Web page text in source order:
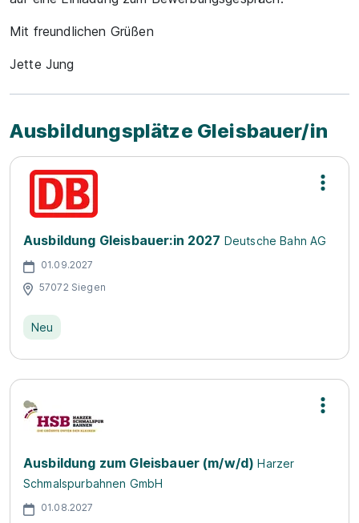
Mit freundlichen Grüßen
Jette Jung
Ausbildungsplätze Gleisbauer/in
Ausbildung Gleisbauer:in 2027 Deutsche Bahn AG
01.09.2027
57072 Siegen
Neu
Ausbildung zum Gleisbauer (m/w/d) Harzer
Schmalspurbahnen GmbH
01.08.2027